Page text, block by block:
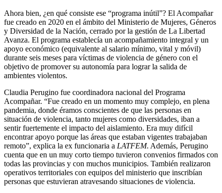
Ahora bien, ¿en qué consiste ese “programa inútil”? El Acompañar
fue creado en 2020 en el ámbito del Ministerio de Mujeres, Géneros
y Diversidad de la Nación, cerrado por la gestión de La Libertad
Avanza. El programa establecía un acompañamiento integral y un
apoyo económico (equivalente al salario mínimo, vital y móvil)
durante seis meses para víctimas de violencia de género con el
objetivo de promover su autonomía para lograr la salida de
ambientes violentos.
Claudia Perugino fue coordinadora nacional del Programa
Acompañar. “Fue creado en un momento muy complejo, en plena
pandemia, donde éramos conscientes de que las personas en
situación de violencia, tanto mujeres como diversidades, iban a
sentir fuertemente el impacto del aislamiento. Era muy difícil
encontrar apoyo porque las áreas que estaban vigentes trabajaban
remoto”, explica la ex funcionaria a LATFEM. Además, Perugino
cuenta que en un muy corto tiempo tuvieron convenios firmados con
todas las provincias y con muchos municipios. También realizaron
operativos territoriales con equipos del ministerio que inscribían
personas que estuvieran atravesando situaciones de violencia.